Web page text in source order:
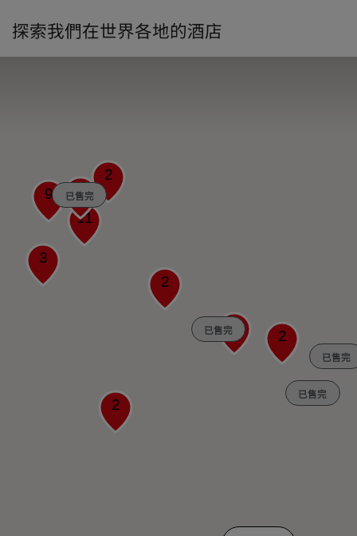
探索我們在世界各地的酒店
已售完
已售完
已售完
已售完
11
9
2
4
3
2
3
2
2